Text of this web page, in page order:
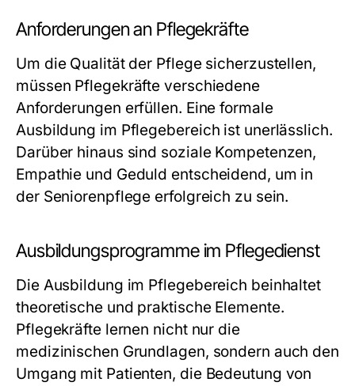
Anforderungen an Pflegekräfte
Um die Qualität der Pflege sicherzustellen,
müssen Pflegekräfte verschiedene
Anforderungen erfüllen. Eine formale
Ausbildung im Pflegebereich ist unerlässlich.
Darüber hinaus sind soziale Kompetenzen,
Empathie und Geduld entscheidend, um in
der Seniorenpflege erfolgreich zu sein.
Ausbildungsprogramme im Pflegedienst
Die Ausbildung im Pflegebereich beinhaltet
theoretische und praktische Elemente.
Pflegekräfte lernen nicht nur die
medizinischen Grundlagen, sondern auch den
Umgang mit Patienten, die Bedeutung von